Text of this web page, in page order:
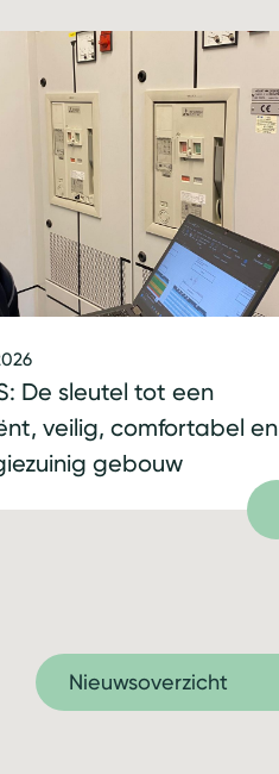
De sleutel tot een
veilig, comfortabel en
gebouw
Nieuwsoverzicht